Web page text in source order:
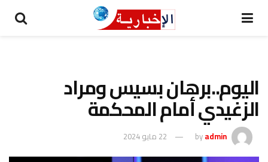
اليوم..برهان بسيس ومراد
الزغيدي أمام المحكمة
byadmin 22 مايو 2024